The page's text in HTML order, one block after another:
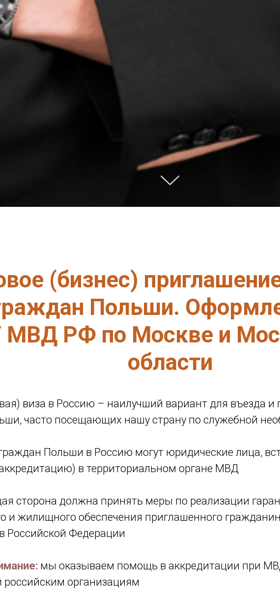
(бизнес)
Польши.
МВД РФ по Москве и
области
виза в Россию – наилучший вариант для въезда и
часто посещающих нашу страну по служебной
Польши в Россию могут юридические лица,
в территориальном органе МВД
сторона должна принять меры по реализации
и жилищного обеспечения приглашенного
Российской Федерации
мы оказываем помощь в аккредитации при
организациям